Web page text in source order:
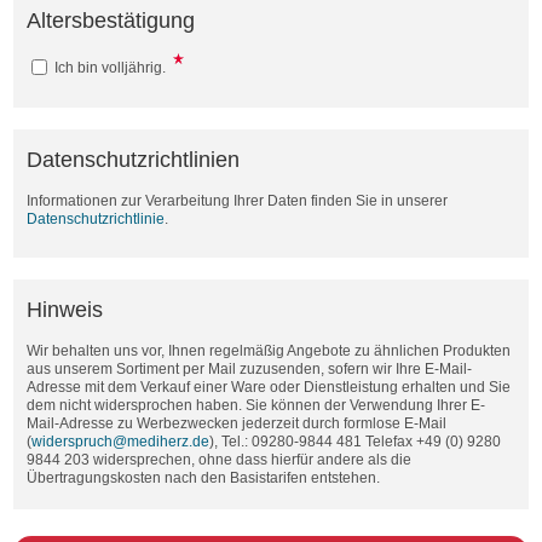
Altersbestätigung
Ich bin volljährig.
Datenschutzrichtlinien
Informationen zur Verarbeitung Ihrer Daten finden Sie in unserer
Datenschutzrichtlinie
Hinweis
Wir behalten uns vor, Ihnen regelmäßig Angebote zu ähnlichen Produkten
aus unserem Sortiment per Mail zuzusenden, sofern wir Ihre E-Mail-
Adresse mit dem Verkauf einer Ware oder Dienstleistung erhalten und Sie
dem nicht widersprochen haben. Sie können der Verwendung Ihrer E-
Mail-Adresse zu Werbezwecken jederzeit durch formlose E-Mail
(widerspruch@mediherz.de), Tel.: 09280-9844 481 Telefax +49 (0) 9280
9844 203 widersprechen, ohne dass hierfür andere als die
Übertragungskosten nach den Basistarifen entstehen.